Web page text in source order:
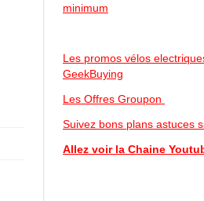
minimum
Les promos vélos
GeekBuying
Les Offres Groupon
Suivez bons plans astuces
Allez voir la Chaine